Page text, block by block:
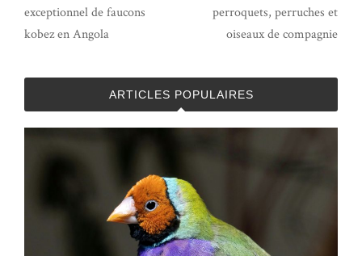
exceptionnel de faucons
kobez en Angola
perroquets, perruches et
oiseaux de compagnie
ARTICLES POPULAIRES